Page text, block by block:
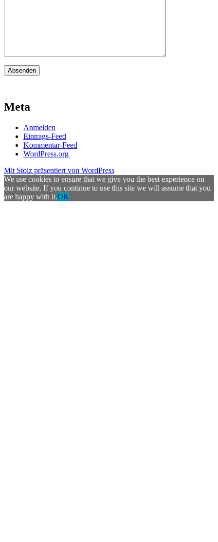
Meta
Anmelden
Eintrags-Feed
Kommentar-Feed
WordPress.org
Mit Stolz präsentiert von WordPress
We use cookies to ensure that we give you the best experience on
our website. If you continue to use this site we will assume that you
are happy with it.OK